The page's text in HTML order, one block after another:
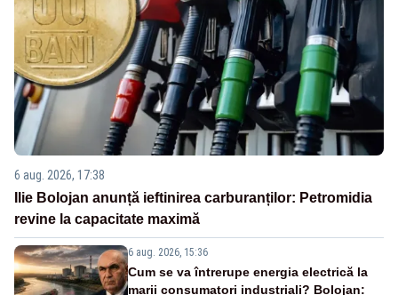
6 aug. 2026, 17:38
Ilie Bolojan anunță ieftinirea carburanților: Petromidia
revine la capacitate maximă
6 aug. 2026, 15:36
Cum se va întrerupe energia electrică la
marii consumatori industriali? Bolojan: